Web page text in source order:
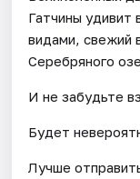
Гатчины удивит
видами, свежий
Серебряного
И не забудьте
Будет
Лучше